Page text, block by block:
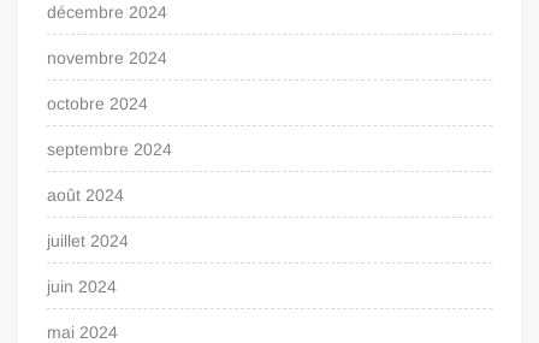
décembre 2024
novembre 2024
octobre 2024
septembre 2024
août 2024
juillet 2024
juin 2024
mai 2024